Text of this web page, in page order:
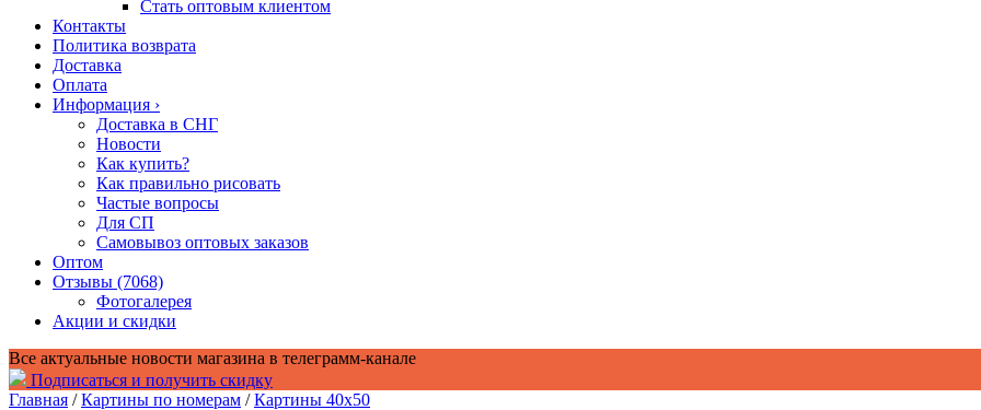
Стать оптовым клиентом
Контакты
Политика возврата
Доставка
Оплата
Информация ›
Доставка в СНГ
Новости
Как купить?
Как правильно рисовать
Частые вопросы
Для СП
Самовывоз оптовых заказов
Оптом
Отзывы (7068)
Фотогалерея
Акции и скидки
Все актуальные новости магазина в телеграмм-канале
Подписаться и получить скидку
Главная /Картины по номерам /Картины 40x50